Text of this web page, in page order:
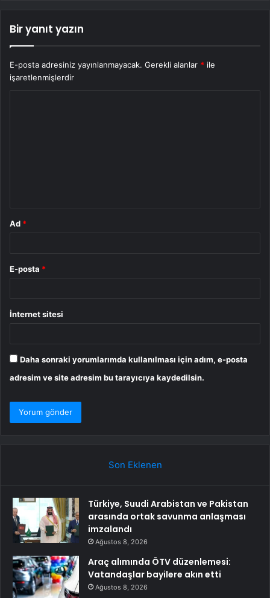
Bir yanıt yazın
E-posta adresiniz yayınlanmayacak. Gerekli alanlar * ile
işaretlenmişlerdir
Ad *
E-posta *
İnternet sitesi
Daha sonraki yorumlarımda kullanılması için adım, e-posta
adresim ve site adresim bu tarayıcıya kaydedilsin.
Son Eklenen
Türkiye, Suudi Arabistan ve Pakistan
arasında ortak savunma anlaşması
imzalandı
Ağustos 8, 2026
Araç alımında ÖTV düzenlemesi:
Vatandaşlar bayilere akın etti
Ağustos 8, 2026